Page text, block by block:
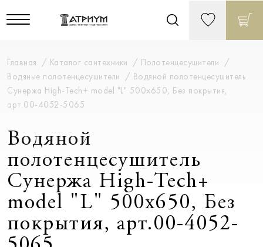
Главная Каталог сантехники
Полотенцесушители
Водяные полотенцесушители
Водяной полотенцесушитель
Сунержа High-Tech+ model "L" 500х650, Без покрытия,
арт.00-4052-5065
Водяной
полотенцесушитель
Сунержа High-Tech+
model "L" 500х650, Без
покрытия, арт.00-4052-